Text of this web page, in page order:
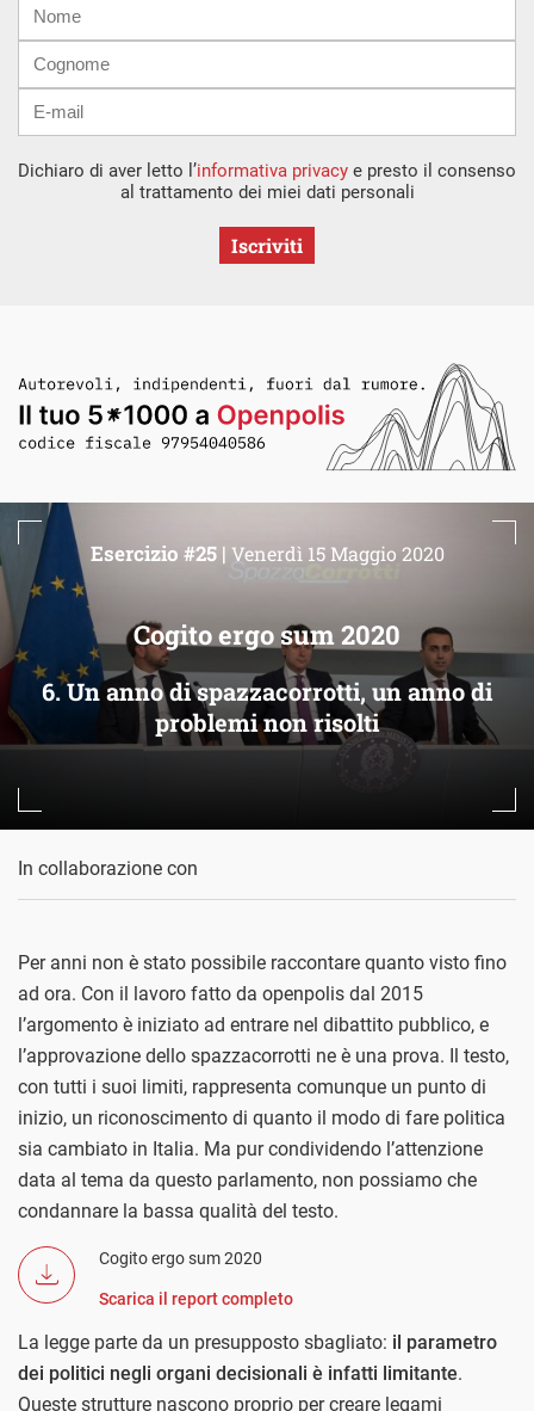
mail
Dichiaro di aver letto l’informativa privacy e presto il consenso
al trattamento dei miei dati personali
Iscriviti
Cogito ergo sum 2020
6. Un anno di spazzacorrotti, un anno di
problemi non risolti
Esercizio #25 | Venerdì 15 Maggio 2020
In collaborazione con
Per anni non è stato possibile raccontare quanto visto fino
ad ora. Con il lavoro fatto da openpolis dal 2015
l’argomento è iniziato ad entrare nel dibattito pubblico, e
l’approvazione dello spazzacorrotti ne è una prova. Il testo,
con tutti i suoi limiti, rappresenta comunque un punto di
inizio, un riconoscimento di quanto il modo di fare politica
sia cambiato in Italia. Ma pur condividendo l’attenzione
data al tema da questo parlamento, non possiamo che
condannare la bassa qualità del testo.
Cogito ergo sum 2020
Scarica il report completo
La legge parte da un presupposto sbagliato: il parametro
dei politici negli organi decisionali è infatti limitante.
Queste strutture nascono proprio per creare legami